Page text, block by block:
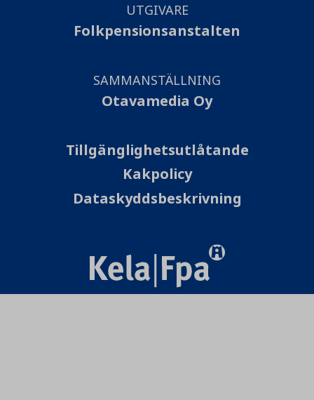
UTGIVARE
Folkpensionsanstalten
SAMMANSTÄLLNING
Otavamedia Oy
Tillgänglighetsutlåtande
Kakpolicy
Dataskyddsbeskrivning